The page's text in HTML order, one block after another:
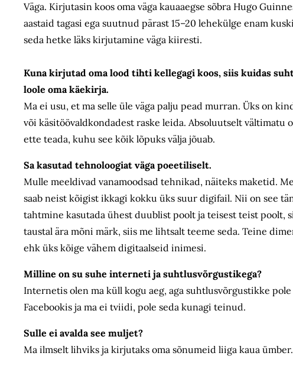
Väga. Kirjutasin koos oma väga kauaaegse sõbra Hugo
aastaid tagasi ega suutnud pärast 15–20 lehekülge enam
seda hetke läks kirjutamine väga kiiresti.
Kuna kirjutad oma lood tihti kellegagi koos, siis kuidas
loole oma käekirja.
Ma ei usu, et ma selle üle väga palju pead murran. Üks on
või käsitöövaldkondadest raske leida. Absoluutselt vältimatu
ette teada, kuhu see kõik lõpuks välja jõuab.
Sa kasutad tehnoloogiat väga poeetiliselt.
Mulle meeldivad vanamoodsad tehnikad, näiteks maketid.
saab neist kõigist ikkagi kokku üks suur digifail. Nii on see
tahtmine kasutada ühest duublist poolt ja teisest teist poolt,
taustal ära mõni märk, siis me lihtsalt teeme seda. Teine
ehk üks kõige vähem digitaalseid inimesi.
Milline on su suhe interneti ja suhtlusvõrgustikega?
Internetis olen ma küll kogu aeg, aga suhtlusvõrgustikke
Facebookis ja ma ei tviidi, pole seda kunagi teinud.
Sulle ei avalda see muljet?
Ma ilmselt lihviks ja kirjutaks oma sõnumeid liiga kaua